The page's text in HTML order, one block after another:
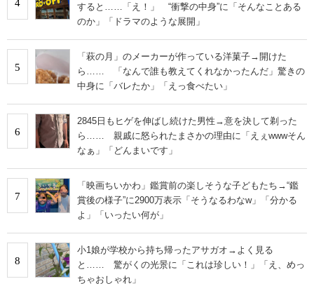
4
すると……「え！」 “衝撃の中身”に「そんなことある
のか」「ドラマのような展開」
5
「萩の月」のメーカーが作っている洋菓子→開けた
ら…… 「なんで誰も教えてくれなかったんだ」驚きの
中身に「バレたか」「えっ食べたい」
6
2845日もヒゲを伸ばし続けた男性→意を決して剃った
ら…… 親戚に怒られたまさかの理由に「えぇwwwそん
なぁ」「どんまいです」
7
「映画ちいかわ」鑑賞前の楽しそうな子どもたち→“鑑
賞後の様子”に2900万表示「そうなるわなw」「分かる
よ」「いったい何が」
8
小1娘が学校から持ち帰ったアサガオ→よく見る
と…… 驚がくの光景に「これは珍しい！」「え、めっ
ちゃおしゃれ」